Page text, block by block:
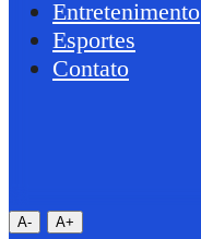
Entretenimento
Esportes
Contato
A- A+